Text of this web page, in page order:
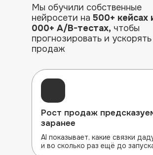
Мы обучили собственные
нейросети на 500+ кейсах
000+ A/B-тестах, чтобы
прогнозировать и
продаж
Рост продаж
заранее
AI показывает, какие связки
и во сколько раз ещё до